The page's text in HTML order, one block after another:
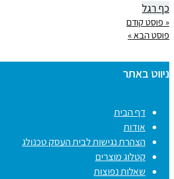
כף רגל
« פוסט קודם
פוסט הבא »
ניווט באתר
דף הבית
אודות
הצהרת נגישות לבית העסק טכנולג
קטלוג מוצרים
שאלות נפוצות